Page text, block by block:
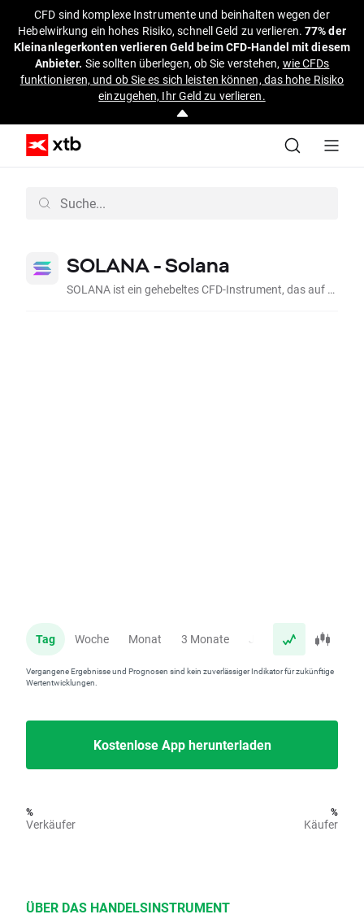
CFD sind komplexe Instrumente und beinhalten wegen der
Hebelwirkung ein hohes Risiko, schnell Geld zu verlieren.77% der
Kleinanlegerkonten verlieren Geld beim CFD-Handel mit diesem
Anbieter. Sie sollten überlegen, ob Sie verstehen, wie CFDs
funktionieren, und ob Sie es sich leisten können, das hohe Risiko
einzugehen, Ihr Geld zu verlieren.
SOLANA -Solana
SOLANA ist ein gehebeltes CFD-Instrument, das auf SOL, den Kursen des Solana-Blockchain-Tokens, basiert.
Tag Woche Monat 3 Monate Jahr
Vergangene Ergebnisse und Prognosen sind kein zuverlässiger Indikator für zukünftige
Wertentwicklungen.
Kostenlose App herunterladen
%
Verkäufer
%
Käufer
ÜBER DAS HANDELSINSTRUMENT